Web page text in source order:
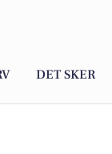
DET SKER